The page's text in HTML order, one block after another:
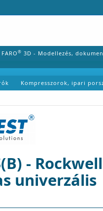
FARO® 3D - Modellezés,
Kompresszorok, ipari
- Rockwell
univerzális